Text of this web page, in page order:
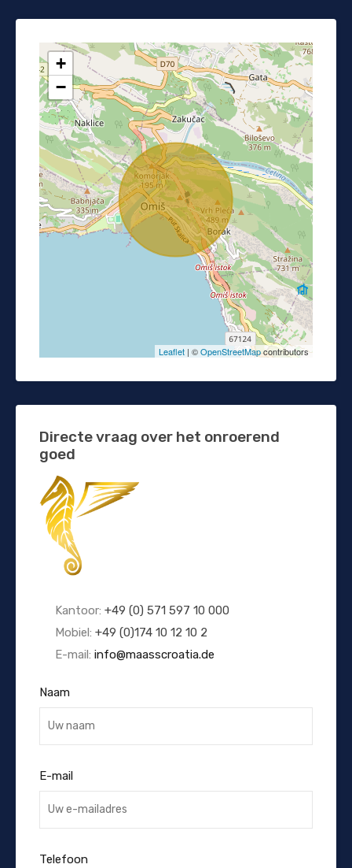
+
−
Leaflet | ©OpenStreetMapcontributors
Directe vraag over het onroerend
goed
Kantoor: +49 (0) 571 597 10 000
Mobiel: +49 (0)174 10 12 10 2
E-mail: info@maasscroatia.de
Naam
E-mail
Telefoon